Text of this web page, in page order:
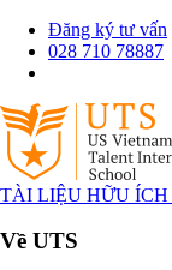
Đăng ký tư vấn
028 710 78887
TÀI LIỆU HỮU ÍCH
Về UTS